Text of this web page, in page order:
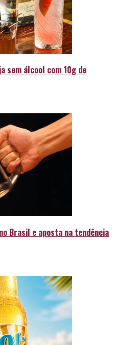
sem álcool com 10g de
Brasil e aposta na tendência